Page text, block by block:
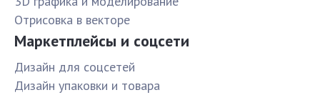
Отрисовка в векторе
Маркетплейсы и соцсети
Дизайн для соцсетей
Дизайн упаковки и товара